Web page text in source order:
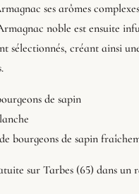
ses arômes
noble est ensuite
sélectionnés, créant ainsi
de sapin
bourgeons de sapin
sur Tarbes (65) dans un